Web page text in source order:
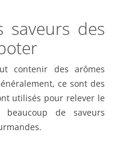
saveurs des
contenir des arômes
ce sont des
utilisés pour relever le
de saveurs